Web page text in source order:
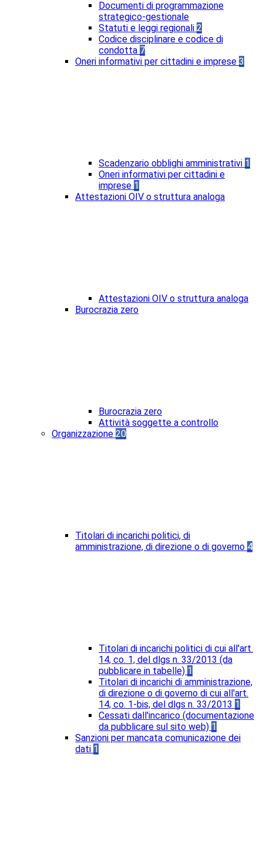
Documenti di programmazione
strategico-gestionale
Statuti e leggi regionali 2
Codice disciplinare e codice di
condotta 7
Oneri informativi per cittadini e imprese 3
Scadenzario obblighi amministrativi 1
Oneri informativi per cittadini e
imprese 1
Attestazioni OIV o struttura analoga
Attestazioni OIV o struttura analoga
Burocrazia zero
Burocrazia zero
Attività soggette a controllo
Organizzazione 20
Titolari di incarichi politici, di
amministrazione, di direzione o di governo 4
Titolari di incarichi politici di cui all'art.
14, co. 1, del dlgs n. 33/2013 (da
pubblicare in tabelle) 1
Titolari di incarichi di amministrazione,
di direzione o di governo di cui all'art.
14, co. 1-bis, del dlgs n. 33/2013 1
Cessati dall'incarico (documentazione
da pubblicare sul sito web) 1
Sanzioni per mancata comunicazione dei
dati 1